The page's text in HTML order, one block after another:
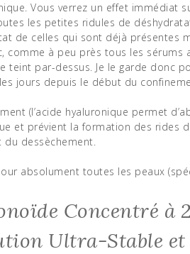
Vous verrez un effet immédiat
les petites ridules de
de celles qui sont déjà présentes
comme à peu près tous les sérums
teint par-dessus. Je le garde donc
jours depuis le début du
(l’acide hyaluronique permet
et prévient la formation des rides
du dessèchement.
absolument toutes les peaux
Concentré à
Ultra-Stable et